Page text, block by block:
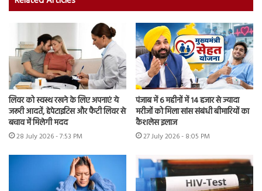
लिवर को स्वस्थ रखने के लिए अपनाएं ये
जरूरी आदतें, हेपेटाइटिस और फैटी लिवर से
बचाव में मिलेगी मदद
28 July 2026 - 7:53 PM
पंजाब में 6 महीनों में 14 हजार से ज्यादा
मरीजों को मिला सांस संबंधी बीमारियों का
कैशलेस इलाज
27 July 2026 - 8:05 PM